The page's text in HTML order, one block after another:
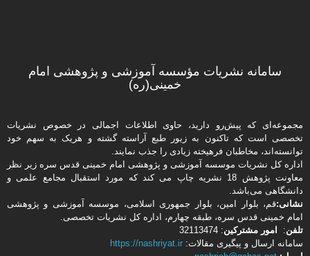
سامانه نشریات مؤسسه آموزشی و پژوهشی امام
خمینی(ره)
مجموعه‌ای که پیش‌رو دارید،‌ حاوی اطلاعات اجمالی در خصوص نشریات
تخصصی است که تاکنون به زیور طبع آراسته گشته و هریک به سهم خود
توانسته‌اند، مخاطبان فرهیخته‌ زیادی را جذب نمایند.
اداره كل نشریات موسسه آموزشی و پژوهشی امام خمینی قدس سره زیر نظر
معاونت پژوهش 18 نشریه چاپ می کند که مورد استقبال مجامع علمی و
دانشگاهی می‌باشد.
نشانی:قم، بلوار امین، بلوار جمهوری اسلامی، موسسه آموزشی و پژوهشی
امام خمینی قدس سره، طبقه چهارم، اداره كل نشریات تخصصی.
تلفن: امور مشتركین: 32113474
سامانه ارسال و پیگیری مقالات: https://nashriyat.ir